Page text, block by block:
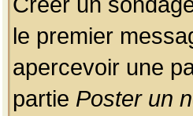
le premier
apercevoir une
partie Poster un